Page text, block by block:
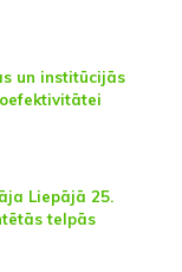
un institūcijās
Liepājā 25.
telpās